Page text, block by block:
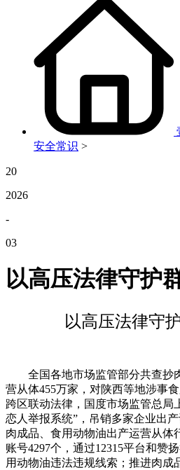
安全常识 >
20
2026
-
03
以高压法律守护
以高压法律守
全国各地市场监管部分共查抄
营从体455万家，对陕西等地涉事
跨区联动法律，国度市场监管总局
恋人举报系统”，吊销多家企业出
肉成品、食用动物油出产运营从体
账号4297个，通过12315平台和赞
用动物油违法违规线索；推进肉成